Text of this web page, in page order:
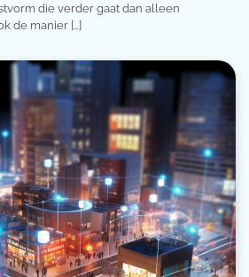
die verder gaat dan alleen
de manier […]